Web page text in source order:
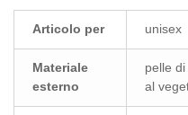
Articolo per unisex
Materiale
esterno
pelle
al